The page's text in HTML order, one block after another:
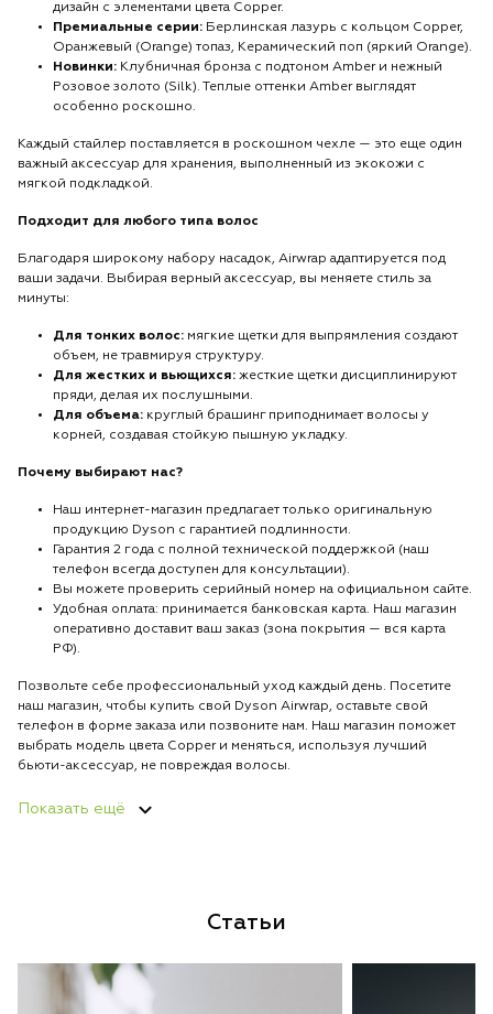
дизайн с элементами цвета Copper.
Премиальные серии: Берлинская лазурь с кольцом Copper,
Оранжевый (Orange) топаз, Керамический поп (яркий Orange).
Новинки: Клубничная бронза с подтоном Amber и нежный
Розовое золото (Silk). Теплые оттенки Amber выглядят
особенно роскошно.
Каждый стайлер поставляется в роскошном чехле — это еще один
важный аксессуар для хранения, выполненный из экокожи с
мягкой подкладкой.
Подходит для любого типа волос
Благодаря широкому набору насадок, Airwrap адаптируется под
ваши задачи. Выбирая верный аксессуар, вы меняете стиль за
минуты:
Для тонких волос: мягкие щетки для выпрямления создают
объем, не травмируя структуру.
Для жестких и вьющихся: жесткие щетки дисциплинируют
пряди, делая их послушными.
Для объема: круглый брашинг приподнимает волосы у
корней, создавая стойкую пышную укладку.
Почему выбирают нас?
Наш интернет-магазин предлагает только оригинальную
продукцию Dyson с гарантией подлинности.
Гарантия 2 года с полной технической поддержкой (наш
телефон всегда доступен для консультации).
Вы можете проверить серийный номер на официальном сайте.
Удобная оплата: принимается банковская карта. Наш магазин
оперативно доставит ваш заказ (зона покрытия — вся карта
РФ).
Позвольте себе профессиональный уход каждый день. Посетите
наш магазин, чтобы купить свой Dyson Airwrap, оставьте свой
телефон в форме заказа или позвоните нам. Наш магазин поможет
выбрать модель цвета Copper и меняться, используя лучший
бьюти-аксессуар, не повреждая волосы.
Показать ещё
Статьи